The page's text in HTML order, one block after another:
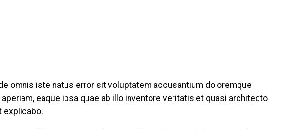
omnis iste natus error sit voluptatem accusantium doloremque
aperiam, eaque ipsa quae ab illo inventore veritatis et quasi architecto
explicabo.